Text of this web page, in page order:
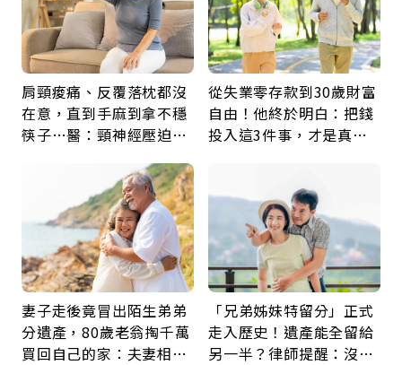
肩頸痠痛、反覆落枕都沒
在意，直到手麻到拿不穩
筷子…醫：頸神經壓迫上
從失業零存款到30歲財富
自由！他終於明白：把錢
投入這3件事，才是真正
妻子走後竟冒出陌生弟弟
分遺產，80歲老翁掏千萬
買回自己的家：夫妻相守
「兄弟姊妹特留分」正式
走入歷史！遺產能全留給
另一半？律師提醒：沒做